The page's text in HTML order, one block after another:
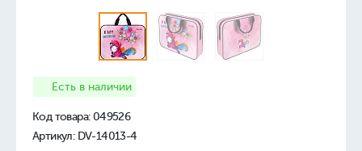
Есть в наличии
Код товара: 049526
Артикул: DV-14013-4